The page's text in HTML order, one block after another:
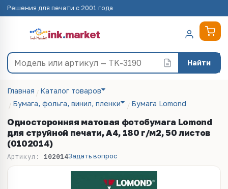
Решения для печати с 2001 года
ink.market
Найти
Главная
Каталог товаров
Бумага, фольга, винил, пленки
Бумага Lomond
Односторонняя матовая фотобумага Lomond
для струйной печати, A4, 180 г/м2, 50 листов
(0102014)
Артикул: 102014Задать вопрос